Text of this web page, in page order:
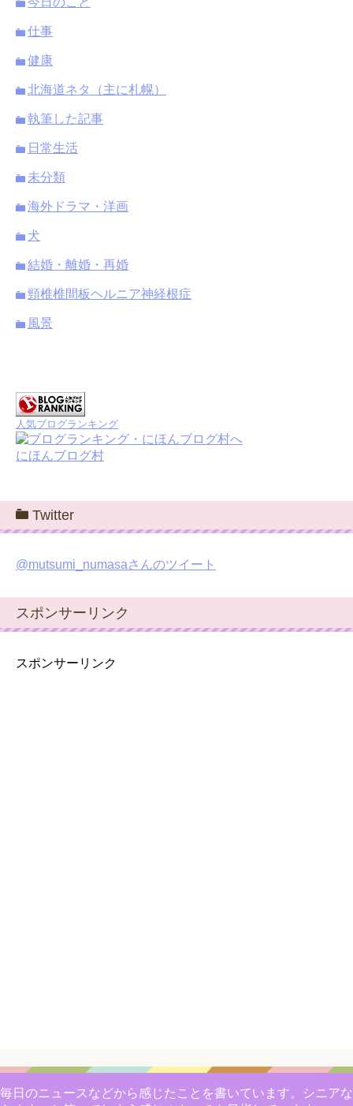
仕事
健康
北海道ネタ（主に札幌）
執筆した記事
日常生活
未分類
海外ドラマ・洋画
犬
結婚・離婚・再婚
頸椎椎間板ヘルニア神経根症
風景
人気ブログランキング
にほんブログ村
Twitter
@mutsumi_numasaさんのツイート
スポンサーリンク
スポンサーリンク
毎日のニュースなどから感じたことを書いています。シニアな